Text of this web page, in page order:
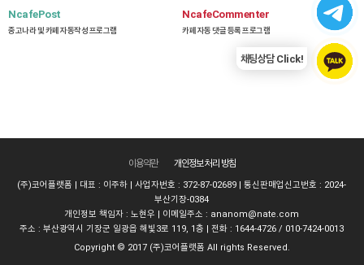
NcafePost
중고나라 및 카페 자동작성 프로그램
NcafeCommenter
카페 자동 댓글 등록 프로그램
채팅상담 Click!
이용약관 개인정보 처리 방침
(주)코어플랫폼 | 대표 : 이주하 | 사업자번호 : 372-87-02689 | 통신판매업신고번호 : 2024-
부산기장-0384
개인정보 책임자 : 노현우 | 이메일주소 : ananom@nate.com
주소 : 부산광역시 기장군 일광읍 해빛3로 119, 1층 | 전화 : 1644-4726 / 010-7424-0013
Copyright © 2017 (주)코어플랫폼 All rights Reserved.